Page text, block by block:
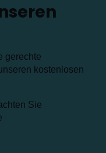
gerechte
kostenlosen
Sie